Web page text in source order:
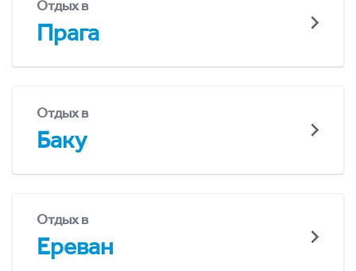
Отдых в
Прага
Отдых в
Баку
Отдых в
Ереван